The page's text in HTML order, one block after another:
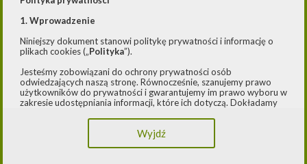
Narodowy Fundusz Ochrony Środowiska i
Gospodarki Wodnej (NFOŚiGW) dofinansuje
zakup elektrycznych autobusów do przewozu
dzieci do szkół. Prawie 40 mln zł z programu
„Kangur” trafi do[…]
Czytaj dalej
1. Wprowadzenie
Niniejszy dokument stanowi politykę prywatności i informację o
plikach cookies („Polityka”).
Jesteśmy zobowiązani do ochrony prywatności osób
odwiedzających naszą stronę. Równocześnie, szanujemy prawo
użytkowników do prywatności i gwarantujemy im prawo wyboru w
zakresie udostępniania informacji, które ich dotyczą. Dokładamy
przepisami, w szczególności rozporządzeniem Parlamentu
Europejskiego i Rady (UE) 2016/979 z dnia 27 kwietnia 2016 r. w
Wyjdź